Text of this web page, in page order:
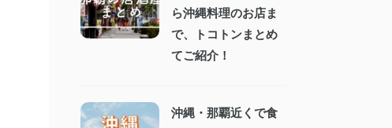
ら沖縄料理のお店ま
で、トコトンまとめ
てご紹介！
沖縄・那覇近くで食